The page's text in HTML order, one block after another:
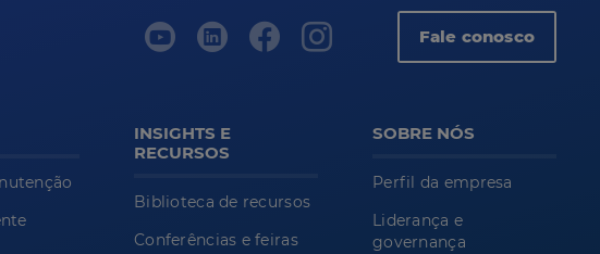
Fale conosco
INSIGHTS E
RECURSOS
Biblioteca de recursos
Conferências e feiras
SOBRE NÓS
Perfil da empresa
Liderança e
governança